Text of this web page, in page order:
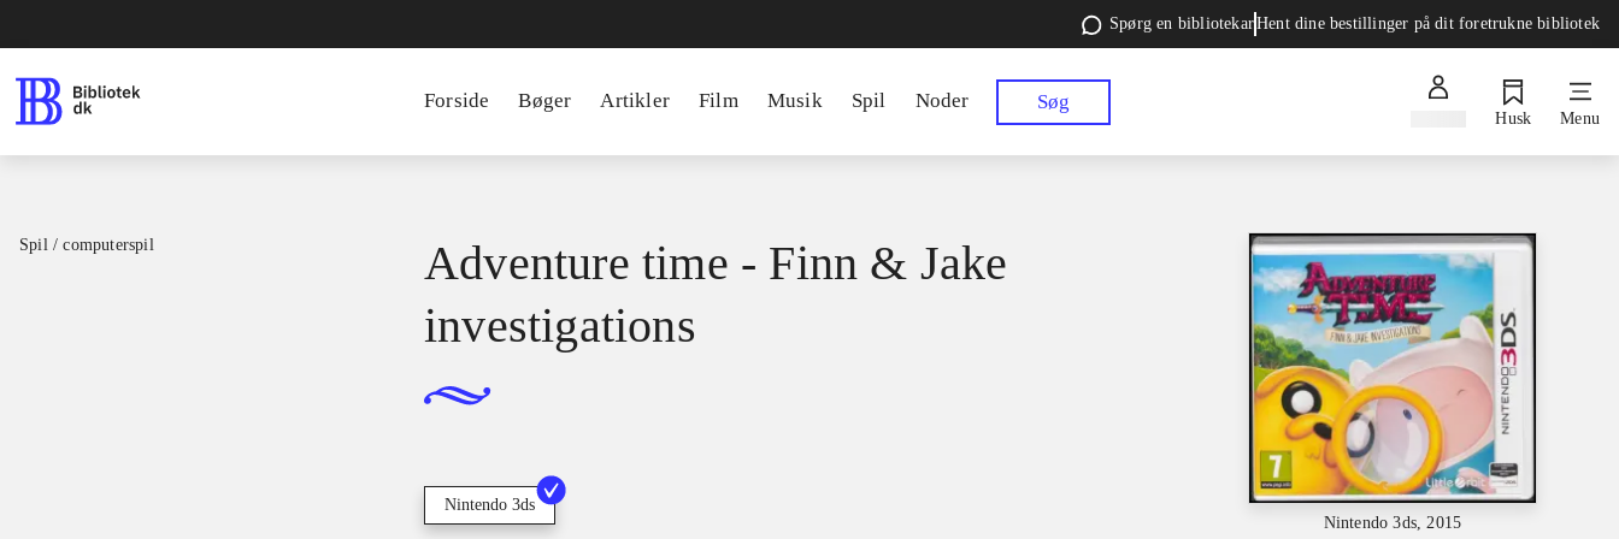
Spørg en bibliotekarHent dine bestillinger på dit foretrukne bibliotek
Forside Bøger Artikler Film Musik Spil Noder Søg
Husk Menu
Spil / computerspil
Nintendo 3ds, 2015
Adventure time - Finn & Jake
investigations
Nintendo 3ds